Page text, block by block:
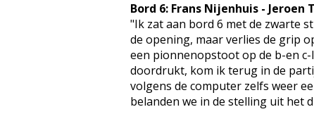
Bord 6: Frans Nijenhuis - Jeroen
"Ik zat aan bord 6 met de zwarte
de opening, maar verlies de grip
een pionnenopstoot op de b-en
doordrukt, kom ik terug in de
volgens de computer zelfs weer
belanden we in de stelling uit het